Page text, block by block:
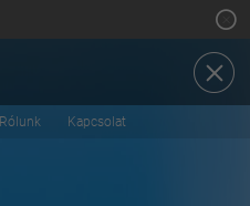
Rólunk Kapcsolat